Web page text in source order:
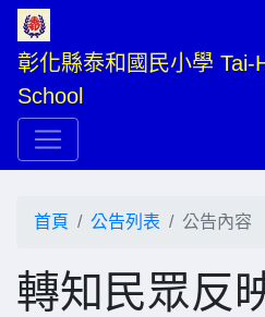
彰化縣泰和國民小學 Tai-
School
首頁 公告列表 公告內容
轉知民眾反